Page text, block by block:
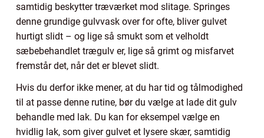
samtidig beskytter træværket mod slitage. Springes
denne grundige gulvvask over for ofte, bliver gulvet
hurtigt slidt – og lige så smukt som et velholdt
sæbebehandlet trægulv er, lige så grimt og misfarvet
fremstår det, når det er blevet slidt.
Hvis du derfor ikke mener, at du har tid og tålmodighed
til at passe denne rutine, bør du vælge at lade dit gulv
behandle med lak. Du kan for eksempel vælge en
hvidlig lak, som giver gulvet et lysere skær, samtidig